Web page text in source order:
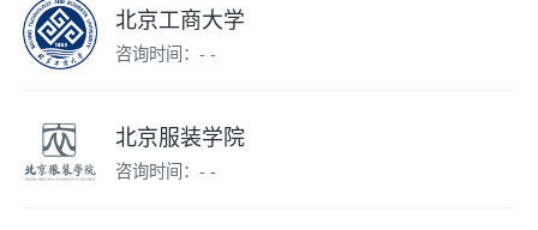
北京工商大学
咨询时间：- -
北京服装学院
咨询时间：- -